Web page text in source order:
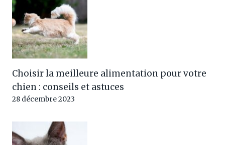
Choisir la meilleure alimentation pour votre
chien : conseils et astuces
28 décembre 2023